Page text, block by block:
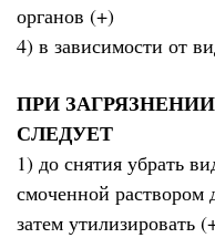
органов (+)
4) в зависимости от
ПРИ
СЛЕДУЕТ
1) до снятия убрать
смоченной раствором
затем утилизировать